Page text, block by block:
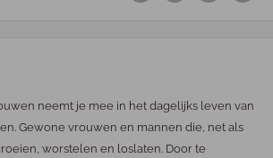
neemt je mee in het dagelijks leven van
Gewone vrouwen en mannen die, net als
worstelen en loslaten. Door te